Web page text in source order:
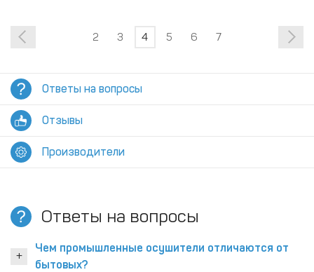
2 3 4 5 6 7
Ответы на вопросы
Отзывы
Производители
Ответы на вопросы
Чем промышленные осушители отличаются от
бытовых?